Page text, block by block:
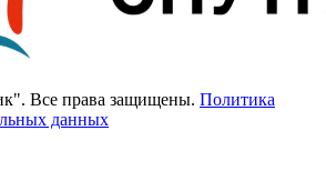
Все права защищены. Политика
данных